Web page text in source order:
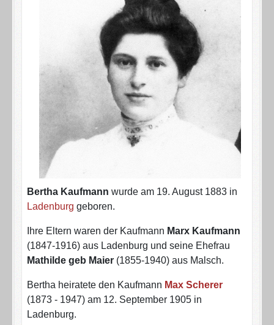
Bertha Kaufmann wurde am 19. August 1883 in
Ladenburg geboren.
Ihre Eltern waren der Kaufmann Marx Kaufmann
(1847-1916) aus Ladenburg und seine Ehefrau
Mathilde geb Maier(1855-1940) aus Malsch.
Bertha heiratete den Kaufmann Max Scherer
(1873 - 1947) am 12. September 1905 in
Ladenburg.